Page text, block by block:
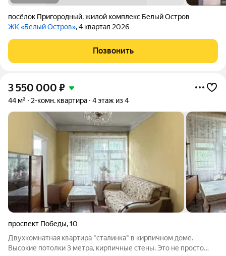
посёлок Пригородный,жилой комплекс Белый Остров
ЖК «Белый Остров», 4 квартал 2026
Позвонить
3 550 000 ₽
44 м² 2-комн. квартира 4 этаж из 4
проспект Победы,10
Двухкомнатная квартира "сталинка" в кирпичном доме.
Высокие потолки 3 метра, кирпичные стены. Это не просто